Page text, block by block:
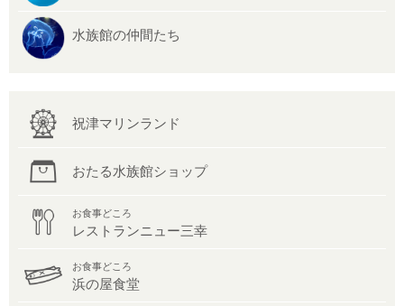
水族館の仲間たち
祝津マリンランド
おたる水族館ショップ
お食事どころ
レストランニュー三幸
お食事どころ
浜の屋食堂